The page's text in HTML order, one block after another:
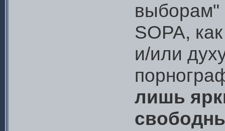
выборам"
SOPA,
и/или
лишь